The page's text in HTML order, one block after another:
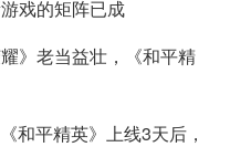
戏的矩阵已成
》老当益壮，《和平精
和平精英》上线3天后，